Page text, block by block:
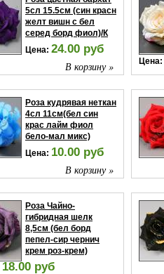
5сл 15.5см (син красн
желт вишн с бел
серед борд фиол)/К
Цена: 24.00 руб
В корзину »
Цена:
Роза кудрявая неткан
4сл 11см(бел син
крас лайм фиол
бело-мал микс)
Цена: 10.00 руб
В корзину »
Роза Чайно-
гибридная шелк
8,5см (бел борд
пепел-сир чернич
крем роз-крем)
18.00 руб